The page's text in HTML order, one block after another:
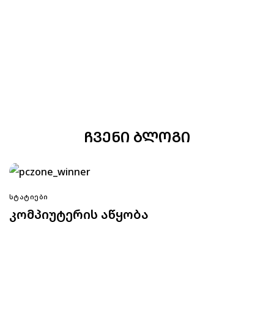
ᲩᲕᲔᲜᲘ ᲑᲚᲝᲒᲘ
ᲡᲢᲐᲢᲘᲔᲑᲘ
კომპიუტერის აწყობა